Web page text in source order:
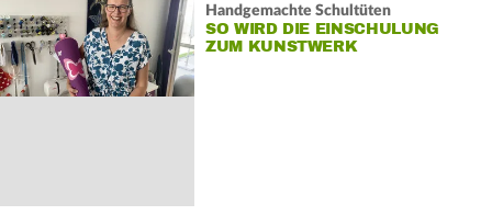
Handgemachte Schultüten
SO WIRD DIE EINSCHULUNG
ZUM KUNSTWERK